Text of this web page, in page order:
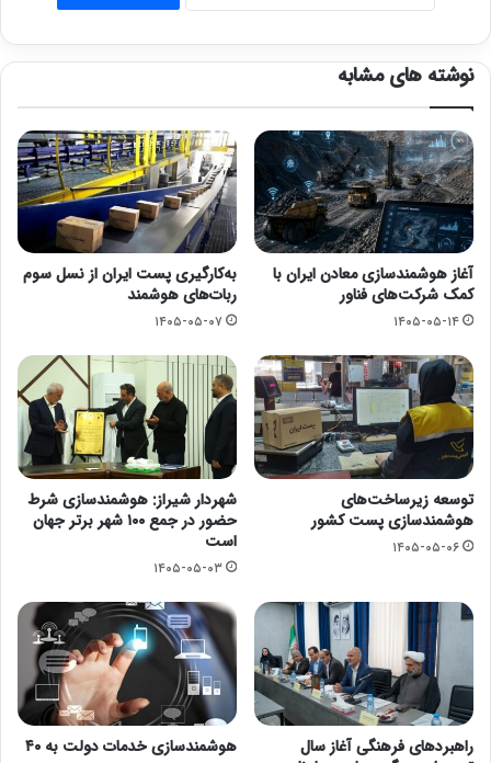
نوشته های مشابه
آغاز هوشمندسازی معادن ایران با
کمک شرکت‌های فناور
۱۴۰۵-۰۵-۱۴
به‌کارگیری پست ایران از نسل سوم
ربات‌های هوشمند
۱۴۰۵-۰۵-۰۷
توسعه زیرساخت‌های
هوشمندسازی پست کشور
۱۴۰۵-۰۵-۰۶
شهردار شیراز: هوشمندسازی شرط
حضور در جمع ۱۰۰ شهر برتر جهان
است
۱۴۰۵-۰۵-۰۳
راهبردهای فرهنگی آغاز سال
هوشمندسازی خدمات دولت به ۴۰